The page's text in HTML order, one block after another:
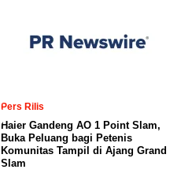
Pers Rilis
Haier Gandeng AO 1 Point Slam,
Buka Peluang bagi Petenis
Komunitas Tampil di Ajang Grand
Slam